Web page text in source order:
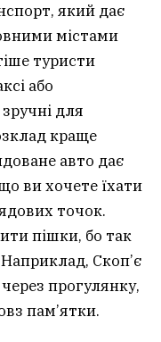
який дає
містами
туристи
або
для
краще
авто дає
ви хочете їхати
точок.
пішки, бо так
Скоп’є
прогулянку,
пам’ятки.